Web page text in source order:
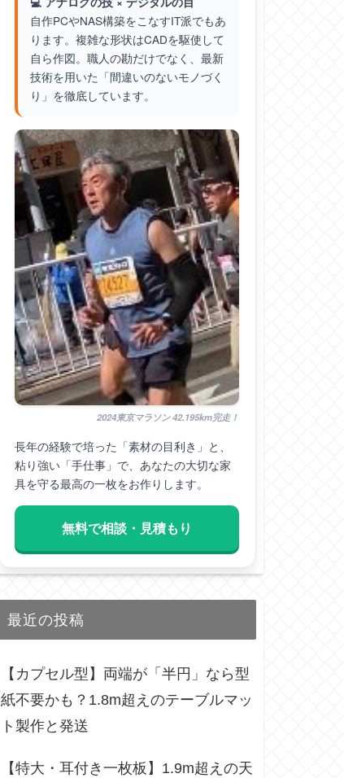
自作PCやNAS構築をこなすIT派でもあ
ります。複雑な形状はCADを駆使して
自ら作図。職人の勘だけでなく、最新
技術を用いた「間違いのないモノづく
り」を徹底しています。
2024東京マラソン 42.195km完走！
長年の経験で培った「素材の目利き」と、
粘り強い「手仕事」で、あなたの大切な家
具を守る最高の一枚をお作りします。
無料で相談・見積もり
最近の投稿
【カプセル型】両端が「半円」なら型
紙不要かも？1.8m超えのテーブルマッ
ト製作と発送
【特大・耳付き一枚板】1.9m超えの天